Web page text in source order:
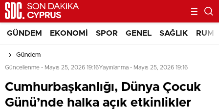
GÜNDEM EKONOMI SPOR GENEL SAĞLIK RUM
Gündem
Güncellenme - Mayıs 25, 2026 19:16Yayınlanma - Mayıs 25, 2026 19:16
Cumhurbaşkanlığı, Dünya Çocuk
Günü’nde halka açık etkinlikler